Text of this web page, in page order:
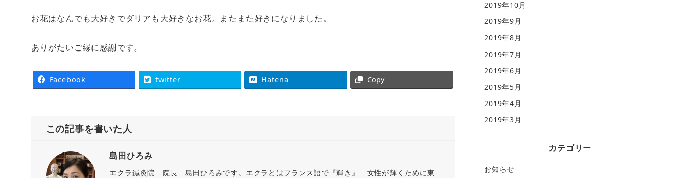
お花はなんでも大好きでダリアも大好きなお花。またまた好きになりました。
ありがたいご縁に感謝です。
Facebook twitter Hatena Copy
この記事を書いた人
島田ひろみ
エクラ鍼灸院 院長 島田ひろみです。エクラとはフランス語で『輝き』 女性が輝くために東
2019年10月
2019年9月
2019年8月
2019年7月
2019年6月
2019年5月
2019年4月
2019年3月
カテゴリー
お知らせ